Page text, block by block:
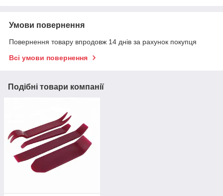
Умови повернення
Повернення товару впродовж 14 днів за рахунок покупця
Всі умови повернення
Подібні товари компанії